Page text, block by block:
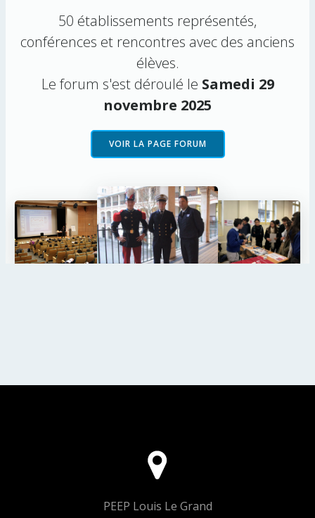
50 établissements représentés,
conférences et rencontres avec des anciens
élèves.
Le forum s'est déroulé le Samedi 29
novembre 2025
VOIR LA PAGE FORUM
PEEP Louis Le Grand